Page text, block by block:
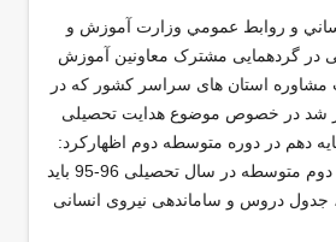
و روابط عمومي وزارت آموزش و
در گردهمایی مشترک معاونین آموزش
مشاوره استان های سراسر کشور که در
شد در خصوص موضوع هدایت تحصیلی
دهم در دوره متوسطه دوم اظهاركرد:
استقرار پایه دهم در دوره دوم متوسطه در سال تحصیلی 96-95 باید
دروس و ساماندهی نیروی انسانی